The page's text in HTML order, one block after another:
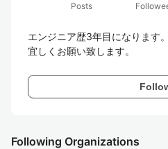
Posts
エンジニア歴3年目になります。
宜しくお願い致します。
Following Organizations